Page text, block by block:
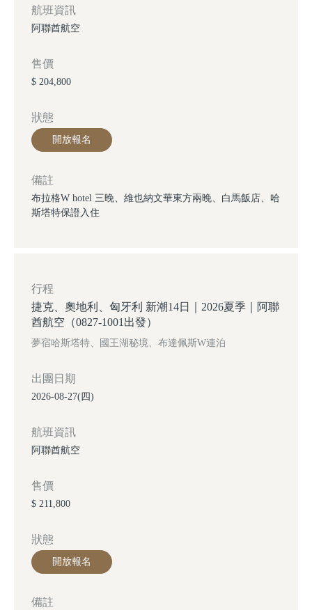
航班資訊
阿聯酋航空
售價
$ 204,800
狀態
開放報名
備註
布拉格W hotel 三晚、維也納文華東方兩晚、白馬飯店、哈
斯塔特保證入住
出團日期
2026-08-27(四)
行程
捷克、奧地利、匈牙利 新潮14日｜2026夏季｜阿聯
酋航空（0827-1001出發）
夢宿哈斯塔特、國王湖秘境、布達佩斯W連泊
航班資訊
阿聯酋航空
售價
$ 211,800
狀態
開放報名
備註